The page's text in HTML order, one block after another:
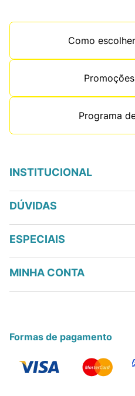
Como
Programa
INSTITUCIONAL
DÚVIDAS
ESPECIAIS
MINHA CONTA
Formas de pagamento